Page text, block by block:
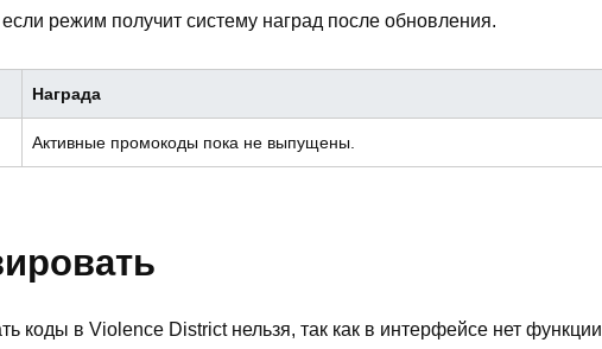
режим получит систему наград после обновления.
Награда
Активные промокоды пока не выпущены.
коды в Violence District нельзя, так как в интерфейсе нет функции